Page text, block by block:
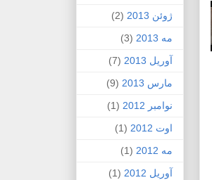
ژوئن 2013
(2)
مه 2013
(3)
آوریل 2013
(7)
مارس 2013
(9)
نوامبر 2012
(1)
اوت 2012
(1)
مه 2012
(1)
آوریل 2012
(1)